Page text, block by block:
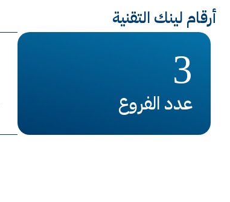
أرقام لينك التقنية
عدد الفروع
3